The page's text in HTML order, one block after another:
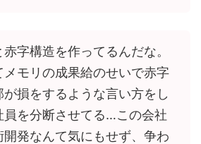
赤字構造を作ってるんだな。
メモリの成果給のせいで赤字
が損をするような言い方をし
員を分断させてる…この会社
開発なんて気にもせず、争わ